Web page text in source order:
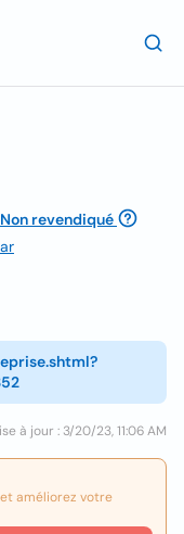
Non revendiqué
à jour : 3/20/23, 11:06 AM
améliorez votre